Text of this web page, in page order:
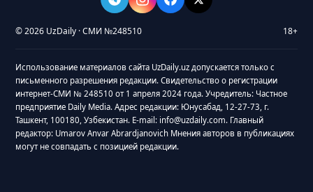
© 2026 UzDaily · СМИ №248510 18+
Использование материалов сайта UzDaily.uz допускается только с
письменного разрешения редакции. Свидетельство о регистрации
интернет-СМИ № 248510 от 1 апреля 2024 года. Учредитель: Частное
предприятие Daily Media. Адрес редакции: Юнусабад, 12-27-73, г.
Ташкент, 100180, Узбекистан. E-mail: info@uzdaily.com. Главный
редактор: Umarov Anvar Abrardjanovich Мнения авторов в публикациях
могут не совпадать с позицией редакции.